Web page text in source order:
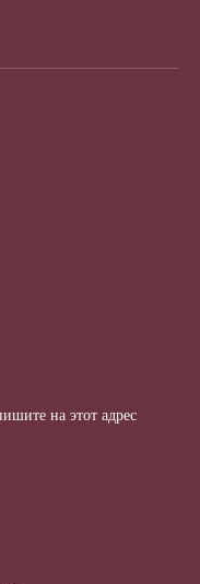
на этот адрес